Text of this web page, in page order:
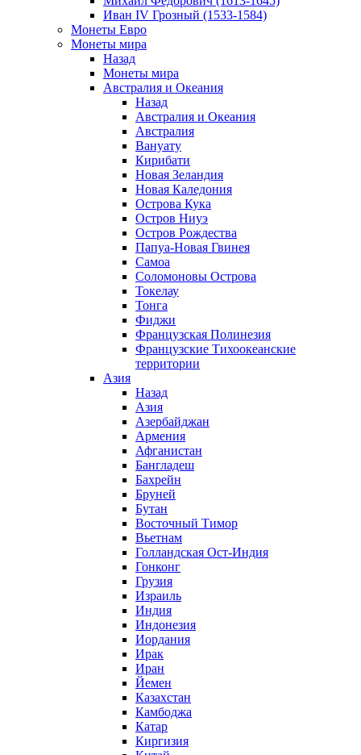
Иван IV Грозный (1533-1584)
Монеты Евро
Монеты мира
Назад
Монеты мира
Австралия и Океания
Назад
Австралия и Океания
Австралия
Вануату
Кирибати
Новая Зеландия
Новая Каледония
Острова Кука
Остров Ниуэ
Остров Рождества
Папуа-Новая Гвинея
Самоа
Соломоновы Острова
Токелау
Тонга
Фиджи
Французская Полинезия
Французские Тихоокеанские
территории
Азия
Назад
Азия
Азербайджан
Армения
Афганистан
Бангладеш
Бахрейн
Бруней
Бутан
Восточный Тимор
Вьетнам
Голландская Ост-Индия
Гонконг
Грузия
Израиль
Индия
Индонезия
Иордания
Ирак
Иран
Йемен
Казахстан
Камбоджа
Катар
Киргизия